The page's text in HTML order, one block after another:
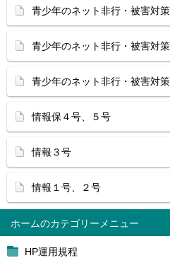
ホーム
HP運用規程
青少年のネット非行・被害対
青少年のネット非行・被害対
青少年のネット非行・被害対
情報保４号、５号
情報３号
情報１号、２号